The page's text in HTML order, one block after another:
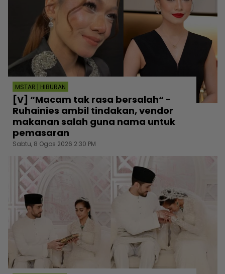
MSTAR | HIBURAN
[V] “Macam tak rasa bersalah“ -
Ruhainies ambil tindakan, vendor
makanan salah guna nama untuk
pemasaran
Sabtu, 8 Ogos 2026 2:30 PM